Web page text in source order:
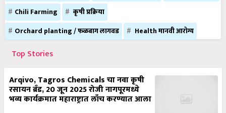
Chili Farming
कृषी प्रक्रिया
Orchard planting / फळबाग लागवड
Health मानवी आरोग्य
Top Stories
Arqivo, Tagros Chemicals चा नवा कृषी
रसायन ब्रँड, 20 जून 2025 रोजी नागपूरमध्ये
भव्य कार्यक्रमात महाराष्ट्रात लाँच करण्यात आला